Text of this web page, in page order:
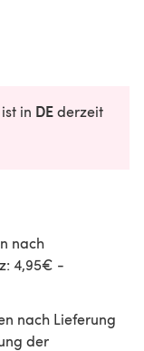
in DEderzeit
nach
4,95€ -
nach Lieferung
der